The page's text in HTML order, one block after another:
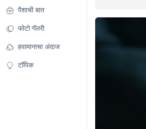
पैशाची बात
फोटो गॅलरी
हवामानाचा अंदाज
टॉपिक